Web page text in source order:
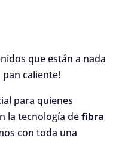
que están a nada
caliente!
para quienes
la tecnología defibra
con toda una